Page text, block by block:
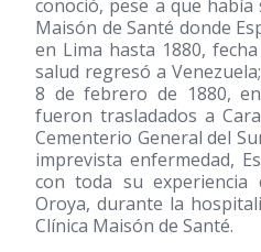
conoció, pese a que
Maisón de Santé donde
en Lima hasta 1880,
salud regresó a
8 de febrero de 1880,
fueron trasladados a
Cementerio General del
imprevista enfermedad,
con toda su experiencia
Oroya, durante la
Clínica Maisón de Santé.